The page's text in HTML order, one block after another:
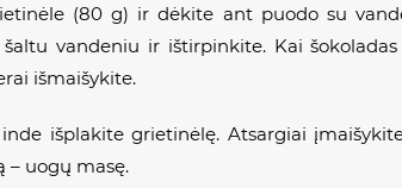
(80 g) ir dėkite ant puodo su
vandeniu ir ištirpinkite. Kai
išmaišykite.
išplakite grietinėlę. Atsargiai
– uogų masę.